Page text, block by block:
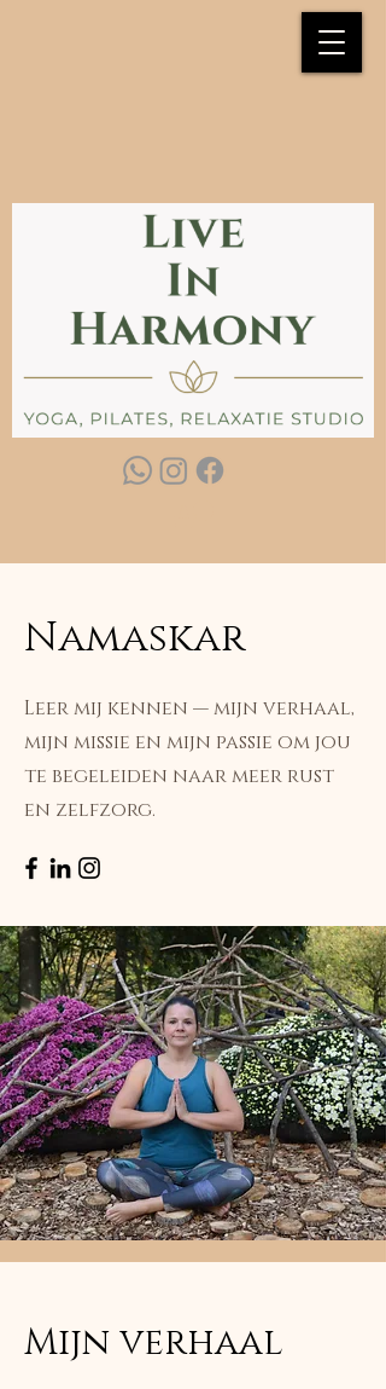
Namaskar
Leer mij kennen — mijn verhaal,
mijn missie en mijn passie om jou
te begeleiden naar meer rust
en zelfzorg.
Mijn verhaal